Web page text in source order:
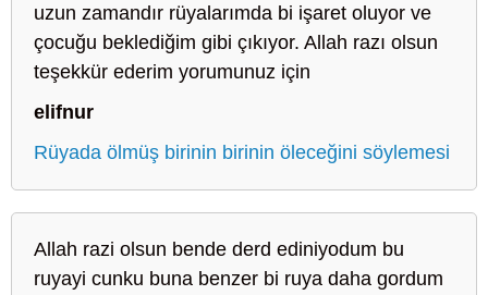
uzun zamandır rüyalarımda bi işaret oluyor ve
çocuğu beklediğim gibi çıkıyor. Allah razı olsun
teşekkür ederim yorumunuz için
elifnur
Rüyada ölmüş birinin birinin öleceğini söylemesi
Allah razi olsun bende derd ediniyodum bu
ruyayi cunku buna benzer bi ruya daha gordum